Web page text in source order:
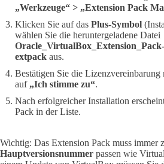
„Werkzeuge“ > „Extension Pack
Klicken Sie auf das Plus-Symbol
wählen Sie die heruntergeladene Datei
extpack aus.
Bestätigen Sie die
auf „Ich stimme zu“.
Nach erfolgreicher Installation
Pack in der Liste.
Wichtig: Das Extension Pack muss immer
Hauptversionsnummer passen wie